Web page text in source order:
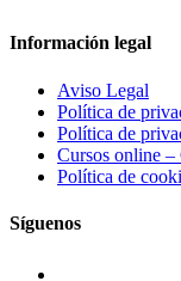
Información legal
Aviso Legal
Política de
Política de
Cursos online –
Política de
Síguenos